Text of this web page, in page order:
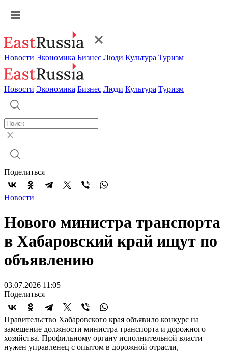
Новости Экономика Бизнес Люди Культура Туризм
Новости Экономика Бизнес Люди Культура Туризм
Поделиться
Новости
Нового министра транспорта
в Хабаровский край ищут по
объявлению
03.07.2026 11:05
Поделиться
Правительство Хабаровского края объявило конкурс на
замещение должности министра транспорта и дорожного
хозяйства. Профильному органу исполнительной власти
нужен управленец с опытом в дорожной отрасли,